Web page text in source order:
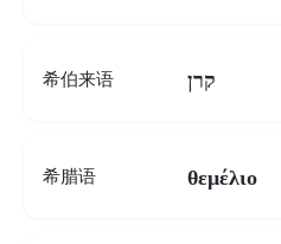
希伯来语 קרן
希腊语 θεμέλιο